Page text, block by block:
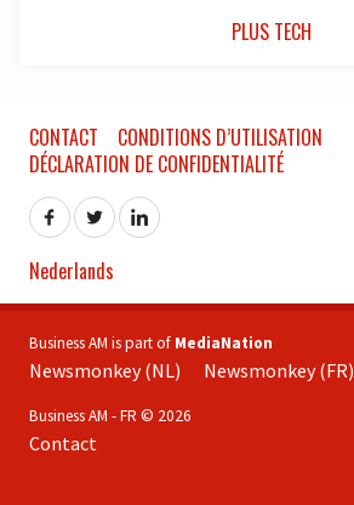
PLUS TECH
CONTACT
CONDITIONS D’UTILISATION
DÉCLARATION DE CONFIDENTIALITÉ
Nederlands
Business AM is part of MediaNation
Newsmonkey (NL) Newsmonkey (FR)
Business AM - FR © 2026
Contact